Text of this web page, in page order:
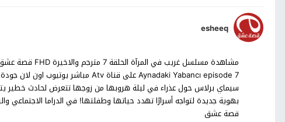
esheeq
سيماي برلاس حول عذراء في ليلة هروبها من زوجها تتعرض لحادث خطير
بهوية جديدة لتواجه أسرارًا تهدد حياتها وطفلتها! في الدراما
قصة عشق